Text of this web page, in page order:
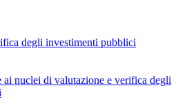
degli investimenti pubblici
nuclei di valutazione e verifica degli